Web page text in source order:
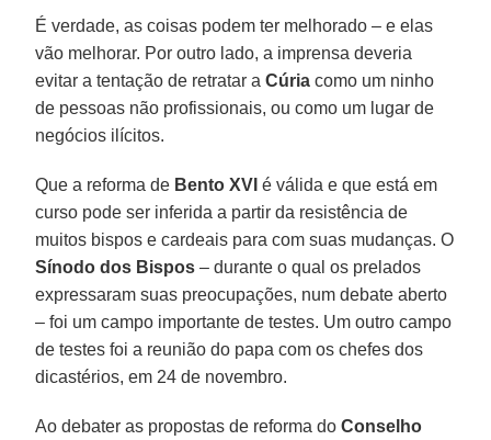
É verdade, as coisas podem ter melhorado – e elas
vão melhorar. Por outro lado, a imprensa deveria
evitar a tentação de retratar aCúria como um ninho
de pessoas não profissionais, ou como um lugar de
negócios ilícitos.
Que a reforma de Bento XVI é válida e que está em
curso pode ser inferida a partir da resistência de
muitos bispos e cardeais para com suas mudanças. O
Sínodo dos Bispos – durante o qual os prelados
expressaram suas preocupações, num debate aberto
– foi um campo importante de testes. Um outro campo
de testes foi a reunião do papa com os chefes dos
dicastérios, em 24 de novembro.
Ao debater as propostas de reforma doConselho